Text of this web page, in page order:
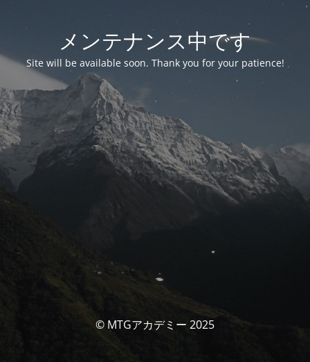
メンテナンス中です
Site will be available soon. Thank you for your patience!
© MTGアカデミー 2025